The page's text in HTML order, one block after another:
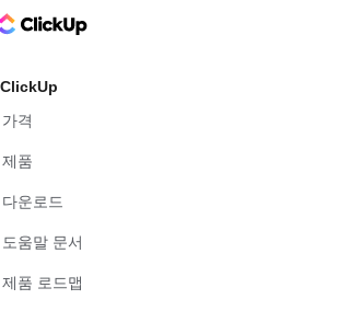
Logo
ClickUp
가격
제품
다운로드
도움말 문서
제품 로드맵